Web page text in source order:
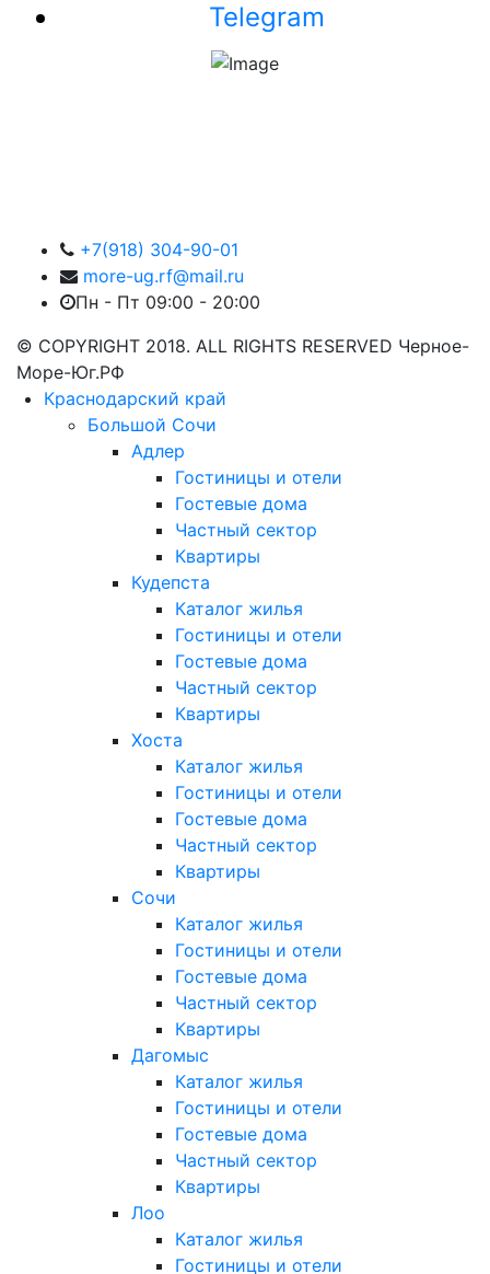
Telegram
+7(918) 304-90-01
more-ug.rf@mail.ru
Пн - Пт 09:00 - 20:00
© COPYRIGHT 2018. ALL RIGHTS RESERVED Черное-
Море-Юг.РФ
Краснодарский край
Большой Сочи
Адлер
Гостиницы и отели
Гостевые дома
Частный сектор
Квартиры
Кудепста
Каталог жилья
Гостиницы и отели
Гостевые дома
Частный сектор
Квартиры
Хоста
Каталог жилья
Гостиницы и отели
Гостевые дома
Частный сектор
Квартиры
Сочи
Каталог жилья
Гостиницы и отели
Гостевые дома
Частный сектор
Квартиры
Дагомыс
Каталог жилья
Гостиницы и отели
Гостевые дома
Частный сектор
Квартиры
Лоо
Каталог жилья
Гостиницы и отели